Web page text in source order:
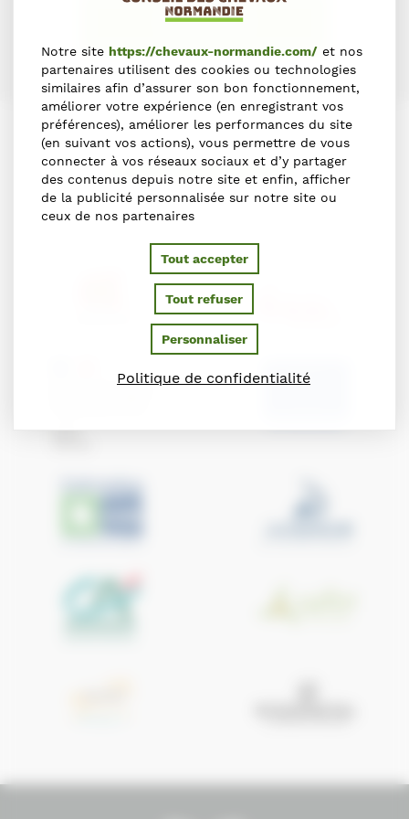
Notre site https://chevaux-normandie.com/et nos
partenaires utilisent des cookies ou technologies
similaires afin d’assurer son bon fonctionnement,
améliorer votre expérience (en enregistrant vos
préférences), améliorer les performances du site
(en suivant vos actions), vous permettre de vous
connecter à vos réseaux sociaux et d’y partager
des contenus depuis notre site et enfin, afficher
de la publicité personnalisée sur notre site ou
ceux de nos partenaires
Tout accepter
Tout refuser
Personnaliser
Politique de confidentialité
S'INSCRIRE
PARTENAIRES
Ils soutiennent le Conseil des Chevaux de Normandie